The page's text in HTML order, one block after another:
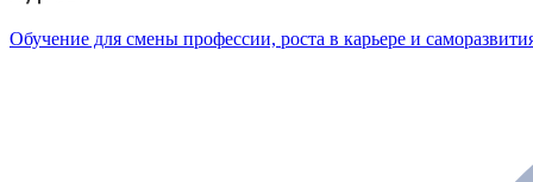
Обучение для смены профессии, роста в карьере и